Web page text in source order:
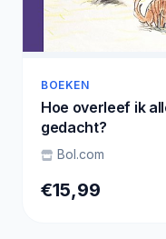
BOEKEN
Hoe overleef ik
gedacht?
Bol.com
€15,99